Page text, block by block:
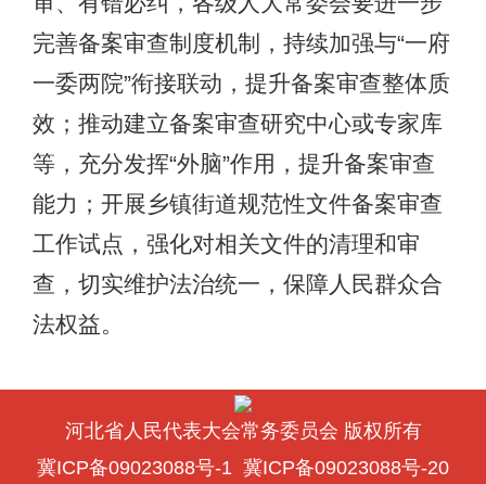
完善备案审查制度机制，持续加强与“一府
一委两院”衔接联动，提升备案审查整体质
效；推动建立备案审查研究中心或专家库
等，充分发挥“外脑”作用，提升备案审查
能力；开展乡镇街道规范性文件备案审查
工作试点，强化对相关文件的清理和审
查，切实维护法治统一，保障人民群众合
法权益。
河北省人民代表大会常务委员会 版权所有
冀ICP备09023088号-1 冀ICP备09023088号-20